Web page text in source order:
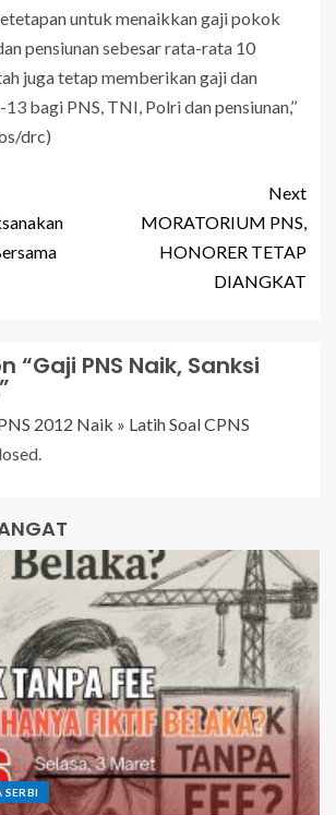
untuk menaikkan gaji pokok
pensiunan sebesar rata-rata 10
juga tetap memberikan gaji dan
bagi PNS, TNI, Polri dan pensiunan,’’
drc)
Next
MORATORIUM PNS,
HONORER TETAP
DIANGKAT
“Gaji PNS Naik, Sanksi
”
2012 Naik » Latih Soal CPNS
SERBI